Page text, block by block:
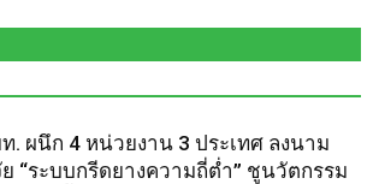
. ผนึก 4 หน่วยงาน 3 ประเทศ ลงนาม
“ระบบกรีดยางความถี่ต่ำ” ชูนวัตกรรม